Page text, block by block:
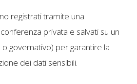
registrati tramite una
privata e salvati su un
governativo) per garantire la
dei dati sensibili.